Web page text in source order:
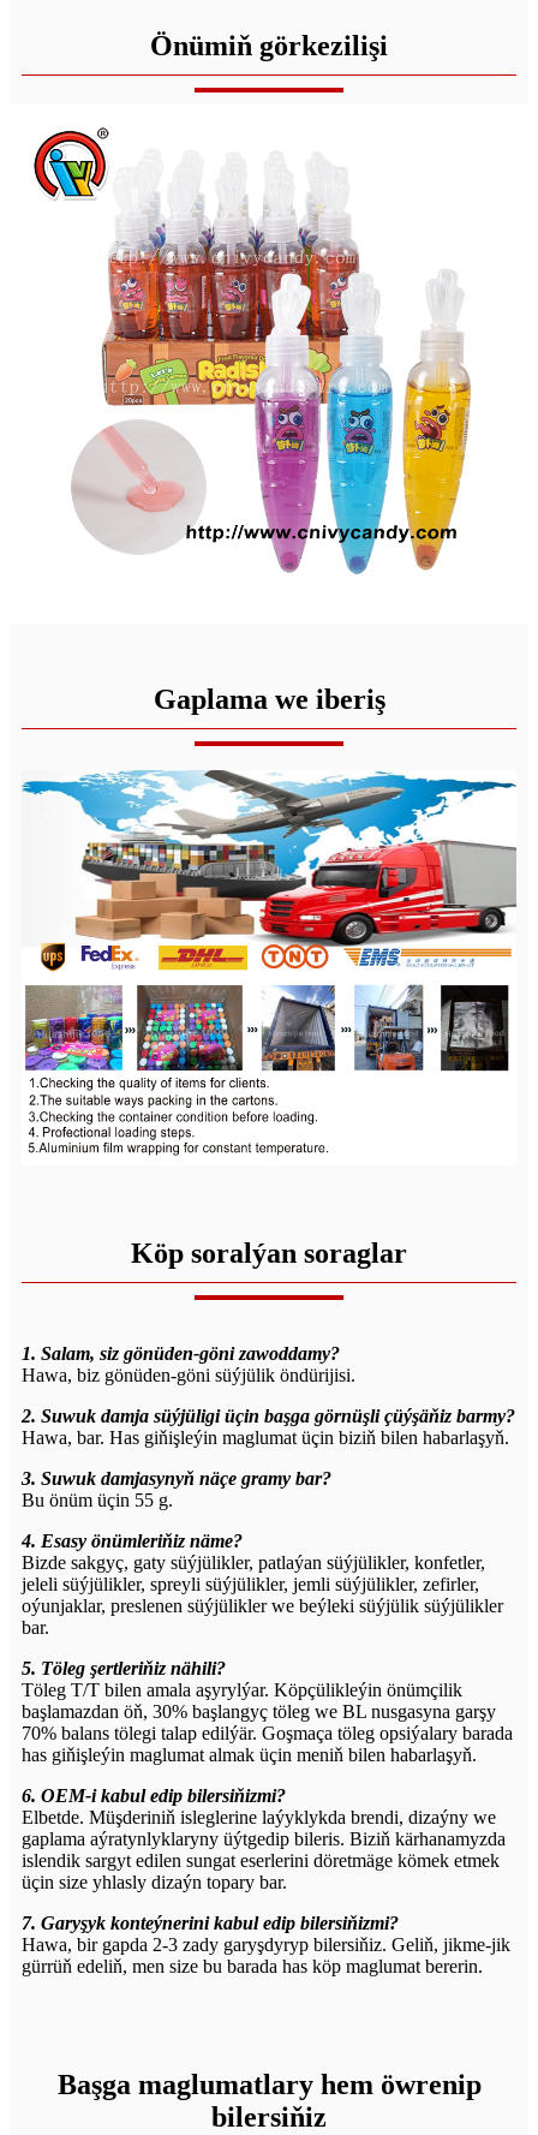
Önümiň görkezilişi
Gaplama we iberiş
Köp soralýan soraglar
1. Salam, siz gönüden-göni zawoddamy?
Hawa, biz gönüden-göni süýjülik öndürijisi.
2. Suwuk damja süýjüligi üçin başga görnüşli çüýşäňiz barmy?
Hawa, bar. Has giňişleýin maglumat üçin biziň bilen habarlaşyň.
3. Suwuk damjasynyň näçe gramy bar?
Bu önüm üçin 55 g.
4. Esasy önümleriňiz näme?
Bizde sakgyç, gaty süýjülikler, patlaýan süýjülikler, konfetler,
jeleli süýjülikler, spreyli süýjülikler, jemli süýjülikler, zefirler,
oýunjaklar, preslenen süýjülikler we beýleki süýjülik süýjülikler
bar.
5. Töleg şertleriňiz nähili?
Töleg T/T bilen amala aşyrylýar. Köpçülikleýin önümçilik
başlamazdan öň, 30% başlangyç töleg we BL nusgasyna garşy
70% balans tölegi talap edilýär. Goşmaça töleg opsiýalary barada
has giňişleýin maglumat almak üçin meniň bilen habarlaşyň.
6. OEM-i kabul edip bilersiňizmi?
Elbetde. Müşderiniň isleglerine laýyklykda brendi, dizaýny we
gaplama aýratynlyklaryny üýtgedip bileris. Biziň kärhanamyzda
islendik sargyt edilen sungat eserlerini döretmäge kömek etmek
üçin size yhlasly dizaýn topary bar.
7. Garyşyk konteýnerini kabul edip bilersiňizmi?
Hawa, bir gapda 2-3 zady garyşdyryp bilersiňiz. Geliň, jikme-jik
gürrüň edeliň, men size bu barada has köp maglumat bererin.
Başga maglumatlary hem öwrenip
bilersiňiz